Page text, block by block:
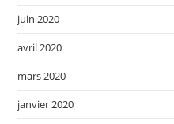
juin 2020
avril 2020
mars 2020
janvier 2020